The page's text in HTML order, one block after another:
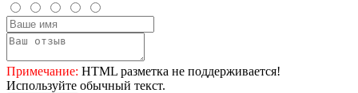
Примечание: HTML разметка не поддерживается!
Используйте обычный текст.